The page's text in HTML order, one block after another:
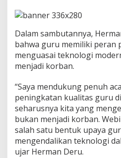
Dalam sambutannya,
bahwa guru memiliki peran
menguasai teknologi
menjadi korban.
“Saya mendukung penuh
peningkatan kualitas guru
seharusnya kita yang
bukan menjadi korban.
salah satu bentuk upaya
mengendalikan teknologi
ujar Herman Deru.